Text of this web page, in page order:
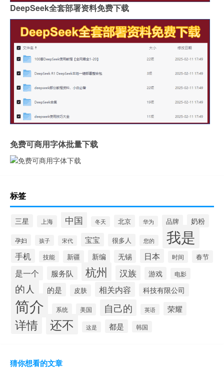
DeepSeek全套部署资料免费下载
免费可商用字体批量下载
标签
三星 上海 中国 冬天 北京 华为 品牌 奶粉
孕妇 孩子 宋代 宝宝 很多人 您的 我是
手机 技能 新疆 新编 无锡 日本 时间 春节
是一个 服务队 杭州 汉族 游戏 电影
的人 的是 皮肤 相关内容 科技有限公司
简介 系统 美国 自己的 英语 荣耀
详情 还不 这是 都是 韩国
猜你想看的文章